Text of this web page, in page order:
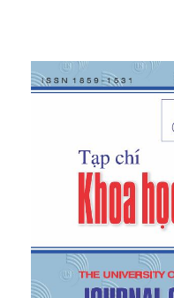
[5]Njoku, H. O.,
Onyegegbu,
systems: An
50(7), 2014, 1017-
Yoo, Hoseon,
model of the
thermal storage
513-519.
[7]Al-Nimr, M. A.
solar collector
thickness",Solar
112-116.